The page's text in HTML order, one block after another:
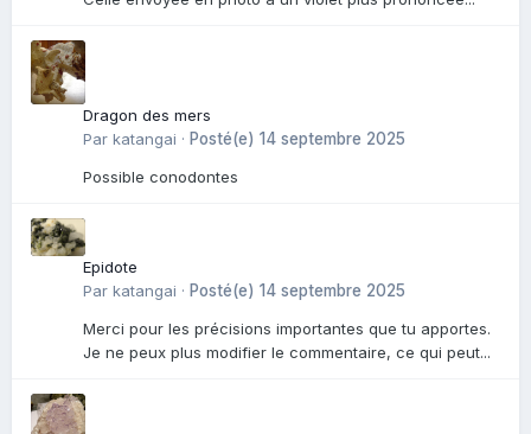
Dragon des mers
Par katangai · Posté(e) 14 septembre 2025
Possible conodontes
Epidote
Par katangai · Posté(e) 14 septembre 2025
Merci pour les précisions importantes que tu apportes.
Je ne peux plus modifier le commentaire, ce qui peut...